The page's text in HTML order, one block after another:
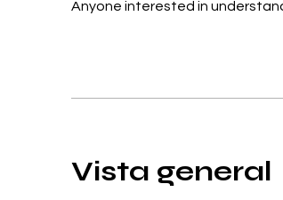
Anyone interested in
Vista general